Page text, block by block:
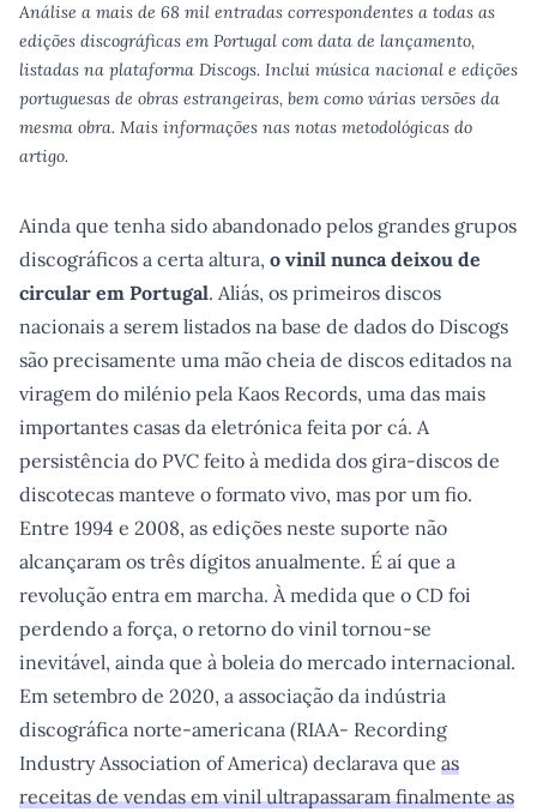
Análise a mais de 68 mil entradas correspondentes a todas as
edições discográficas em Portugal com data de lançamento,
listadas na plataforma Discogs. Inclui música nacional e edições
portuguesas de obras estrangeiras, bem como várias versões da
mesma obra. Mais informações nas notas metodológicas do
artigo.
Ainda que tenha sido abandonado pelos grandes grupos
discográficos a certa altura, o vinil nunca deixou de
circular em Portugal. Aliás, os primeiros discos
nacionais a serem listados na base de dados do Discogs
são precisamente uma mão cheia de discos editados na
viragem do milénio pela Kaos Records, uma das mais
importantes casas da eletrónica feita por cá. A
persistência do PVC feito à medida dos gira-discos de
discotecas manteve o formato vivo, mas por um fio.
Entre 1994 e 2008, as edições neste suporte não
alcançaram os três dígitos anualmente. É aí que a
revolução entra em marcha. À medida que o CD foi
perdendo a força, o retorno do vinil tornou-se
inevitável, ainda que à boleia do mercado internacional.
Em setembro de 2020, a associação da indústria
discográfica norte-americana (RIAA- Recording
Industry Association of America) declarava que as
receitas de vendas em vinil ultrapassaram finalmente as